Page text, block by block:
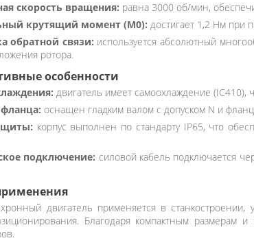
скорость вращения: равна 3000 об/мин,
крутящий момент (M0): достигает 1,2 Нм при
обратной связи: используется абсолютный
ротора.
особенности
двигатель имеет самоохлаждение
оснащен гладким валом с допуском N и
корпус выполнен по стандарту IP65, что
подключение: силовой кабель подключается
двигатель применяется в станкостроении,
Благодаря компактным размерам